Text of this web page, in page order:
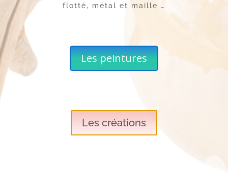
flotté, métal et maille …
Les peintures
Les créations